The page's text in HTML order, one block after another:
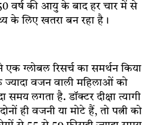
वर्ष की आयु के बाद हर चार में से
के लिए खतरा बन रहा है।
एक ग्लोबल रिसर्च का समर्थन किया
वजन वाली महिलाओं को
समय लगता है. डॉक्टर दीक्षा त्यागी
ही वजनी या मोटे हैं, तो पत्नी को